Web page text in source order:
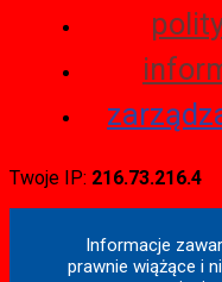
Twoje IP: 216.73.216.4
Informacje
prawnie wiążące i